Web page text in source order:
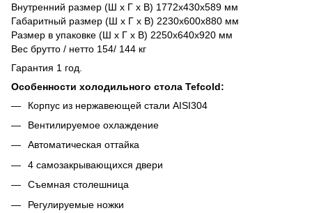
Внутренний размер (Ш x Г x В) 1772x430x589 мм
Габаритный размер (Ш x Г x В) 2230x600x880 мм
Размер в упаковке (Ш x Г x В) 2250x640x920 мм
Вес брутто / нетто 154/ 144 кг
Гарантия 1 год.
Особенности холодильного стола Tefcold:
Корпус из нержавеющей стали AISI304
Вентилируемое охлаждение
Автоматическая оттайка
4 самозакрывающихся двери
Съемная столешница
Регулируемые ножки